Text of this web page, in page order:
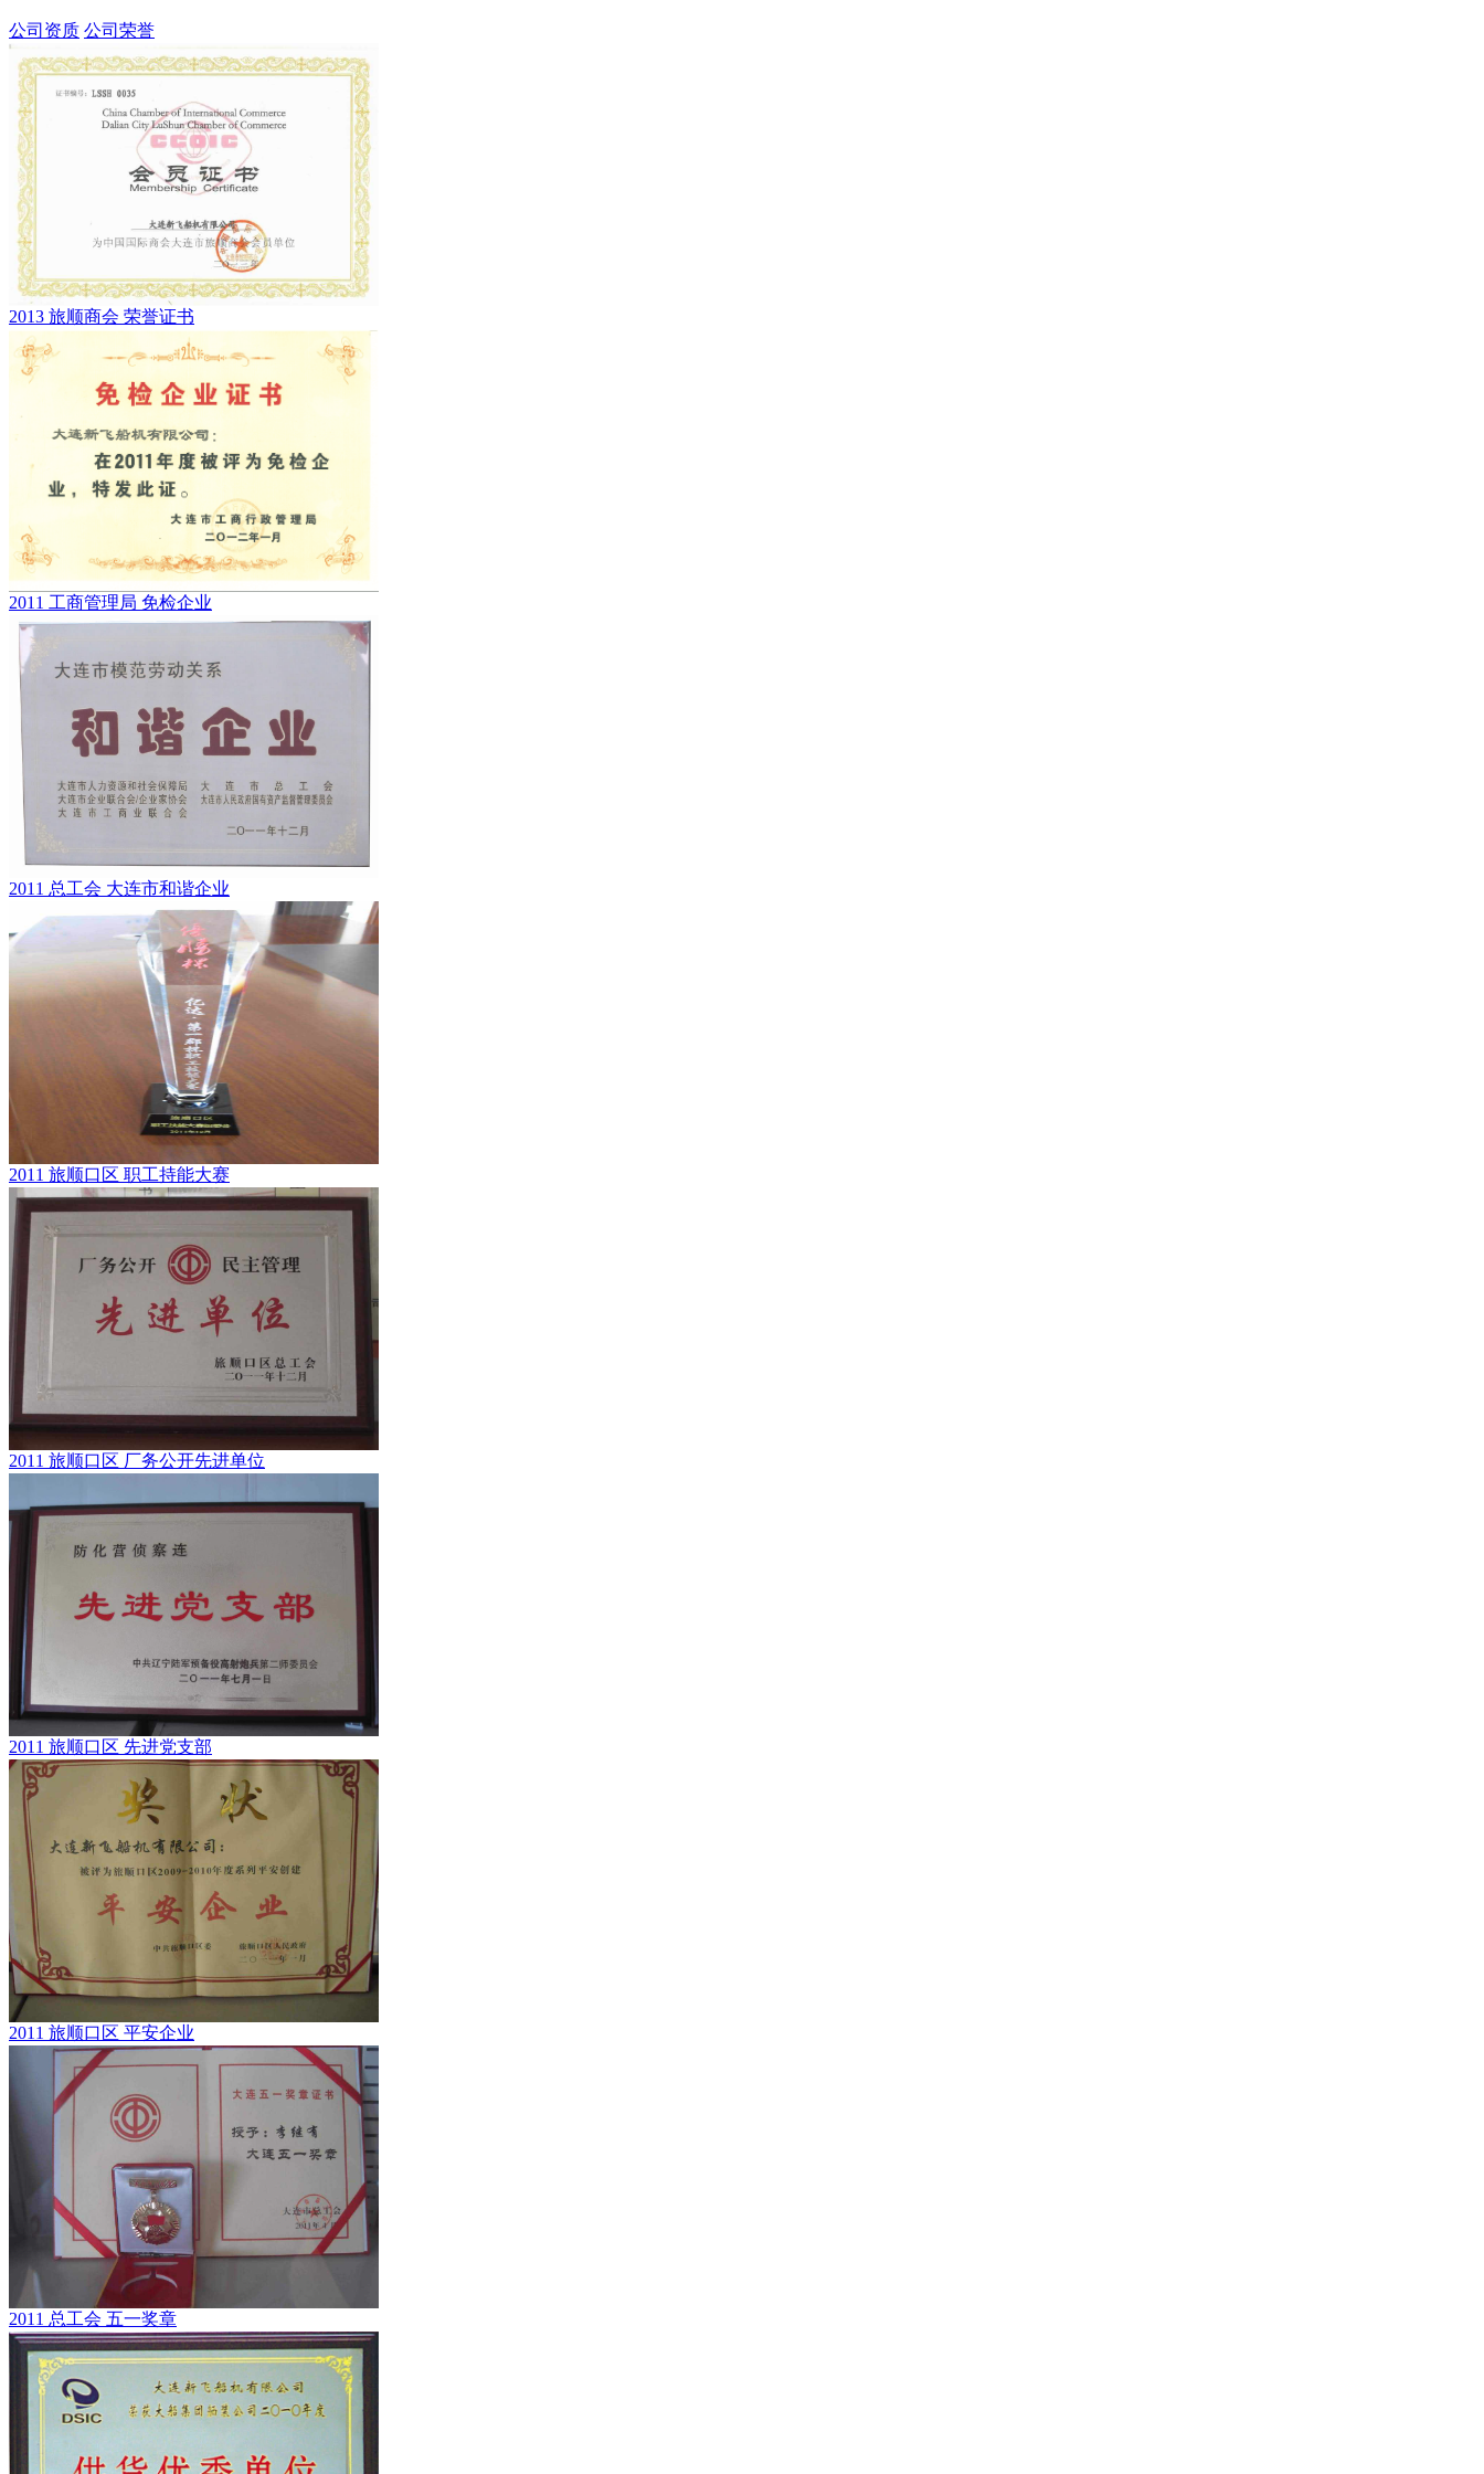
公司资质 公司荣誉
2013 旅顺商会 荣誉证书
2011 工商管理局 免检企业
2011 总工会 大连市和谐企业
2011 旅顺口区 职工持能大赛
2011 旅顺口区 厂务公开先进单位
2011 旅顺口区 先进党支部
2011 旅顺口区 平安企业
2011 总工会 五一奖章